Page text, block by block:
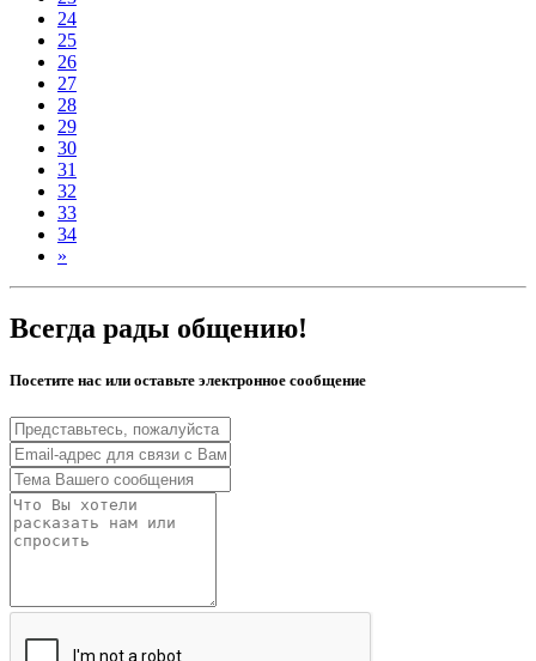
24
25
26
27
28
29
30
31
32
33
34
»
Всегда рады общению!
Посетите нас или оставьте электронное сообщение